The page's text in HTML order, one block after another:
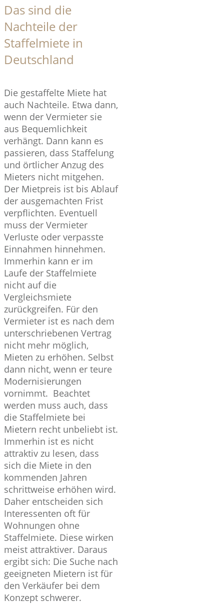
Das sind die
Nachteile der
Staffelmiete in
Deutschland
Die gestaffelte Miete hat
auch Nachteile. Etwa dann,
wenn der Vermieter sie
aus Bequemlichkeit
verhängt. Dann kann es
passieren, dass Staffelung
und örtlicher Anzug des
Mieters nicht mitgehen.
Der Mietpreis ist bis Ablauf
der ausgemachten Frist
verpflichten. Eventuell
muss der Vermieter
Verluste oder verpasste
Einnahmen hinnehmen.
Immerhin kann er im
Laufe der Staffelmiete
nicht auf die
Vergleichsmiete
zurückgreifen. Für den
Vermieter ist es nach dem
unterschriebenen Vertrag
nicht mehr möglich,
Mieten zu erhöhen. Selbst
dann nicht, wenn er teure
Modernisierungen
vornimmt. Beachtet
werden muss auch, dass
die Staffelmiete bei
Mietern recht unbeliebt ist.
Immerhin ist es nicht
attraktiv zu lesen, dass
sich die Miete in den
kommenden Jahren
schrittweise erhöhen wird.
Daher entscheiden sich
Interessenten oft für
Wohnungen ohne
Staffelmiete. Diese wirken
meist attraktiver. Daraus
ergibt sich: Die Suche nach
geeigneten Mietern ist für
den Verkäufer bei dem
Konzept schwerer.